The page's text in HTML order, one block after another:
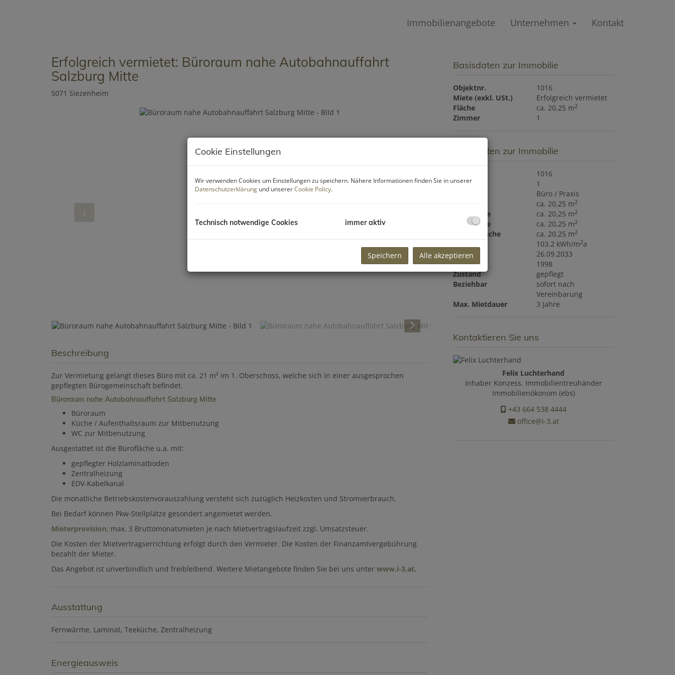
Immobilienangebote Unternehmen Kontakt
Erfolgreich vermietet: Büroraum nahe Autobahnauffahrt
Salzburg Mitte
5071 Siezenheim
Beschreibung
Zur Vermietung gelangt dieses Büro mit ca. 21 m² im 1. Oberschoss, welche sich in einer ausgesprochen
gepflegten Bürogemeinschaft befindet.
Büroraum nahe Autobahnauffahrt Salzburg Mitte
Büroraum
Küche / Aufenthaltsraum zur Mitbenutzung
WC zur Mitbenutzung
Ausgestattet ist die Bürofläche u.a. mit:
gepflegter Holzlaminatboden
Zentralheizung
EDV-Kabelkanal
Die monatliche Betriebskostenvorauszahlung versteht sich zuzüglich Heizkosten und Stromverbrauch.
Bei Bedarf können Pkw-Stellplätze gesondert angemietet werden.
Mieterprovision: max. 3 Bruttomonatsmieten je nach Mietvertragslaufzeit zzgl. Umsatzsteuer.
Die Kosten der Mietvertragserrichtung erfolgt durch den Vermieter. Die Kosten der Finanzamtvergebührung
bezahlt der Mieter.
Das Angebot ist unverbindlich und freibleibend. Weitere Mietangebote finden Sie bei uns unter www.i-3.at.
Ausstattung
Fernwärme Laminat Teeküche Zentralheizung
Energieausweis
Basisdaten zur Immobilie
Objektnr.
1016
Miete (exkl. USt.)
Erfolgreich vermietet
Fläche
ca. 20,25 m2
Zimmer 1
Basisdaten zur Immobilie
1016
Zimmer
1
Büro / Praxis
ca. 20,25 m2
Nutzfläche ca. 20,25 m2
Bürofläche ca. 20,25 m2
Gesamtfläche ca. 20,25 m2
103.2 kWh/m2a
gültig bis
26.09.2033
Baujahr
1998
Zustand
gepflegt
Beziehbar
sofort nach
Vereinbarung
Max. Mietdauer
3 Jahre
Kontaktieren Sie uns
Felix Luchterhand
Inhaber Konzess. Immobilientreuhänder
Immobilienökonom (ebs)
+43 664 538 4444
office@i-3.at
Cookie Einstellungen
Wir verwenden Cookies um Einstellungen zu speichern. Nähere Informationen finden Sie in unserer
Datenschutzerklärung und unsererCookie Policy.
Technisch notwendige Cookies immer aktiv
Speichern Alle akzeptieren